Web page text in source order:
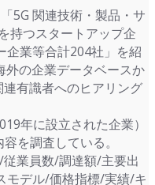
5G 関連技術・製品・サ
持つスタートアップ企
業等合計204社」を紹
外の企業データベースか
有識者へのヒアリング
年に設立された企業）
を調査している。
業員数/調達額/主要出
モデル/価格指標/実績/キ